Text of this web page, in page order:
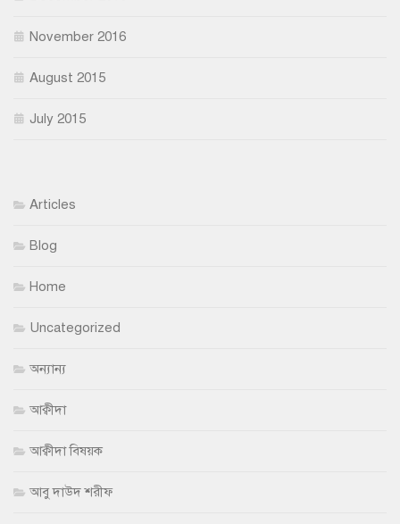
November 2016
August 2015
July 2015
Articles
Blog
Home
Uncategorized
অন্যান্য
আক্বীদা
আক্বীদা বিষয়ক
আবু দাউদ শরীফ